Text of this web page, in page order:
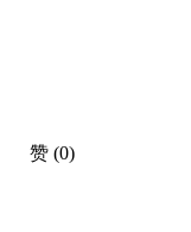
赞 (0)